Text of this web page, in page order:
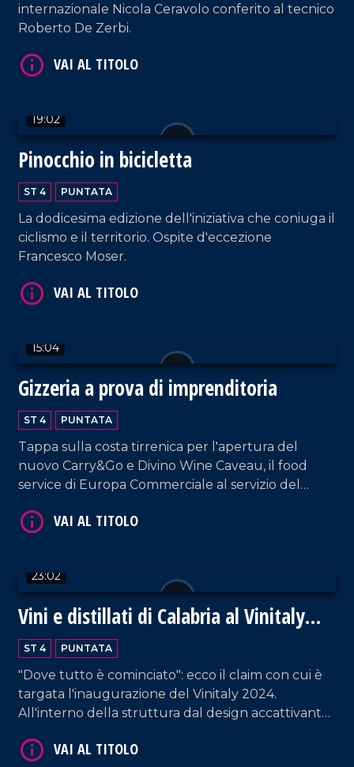
internazionale Nicola Ceravolo conferito al tecnico
Roberto De Zerbi.
19:02
Pinocchio in bicicletta
ST 4 PUNTATA
La dodicesima edizione dell'iniziativa che coniuga il
ciclismo e il territorio. Ospite d'eccezione
Francesco Moser.
15:04
Gizzeria a prova di imprenditoria
ST 4 PUNTATA
Tappa sulla costa tirrenica per l'apertura del
nuovo Carry&Go e Divino Wine Caveau, il food
service di Europa Commerciale al servizio del
23:02
Vini e distillati di Calabria al Vinitaly
2024
ST 4 PUNTATA
"Dove tutto è cominciato": ecco il claim con cui è
targata l'inaugurazione del Vinitaly 2024.
All'interno della struttura dal design accattivante,
da tutta la Calabria - raccontano la propria
VAI AL TITOLO
VAI AL TITOLO
VAI AL TITOLO
VAI AL TITOLO
VAI AL TITOLO